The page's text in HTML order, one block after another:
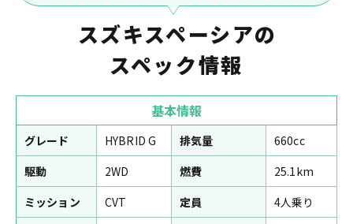
スズキスペーシアの
スペック情報
基本情報
グレード HYBRID G 排気量
660cc
駆動
2WD 燃費
25.1km
ミッション
CVT 定員
4人乗り